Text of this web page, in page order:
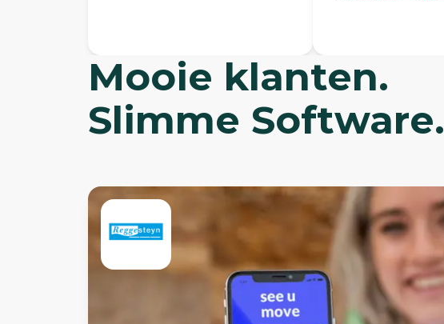
High Performance
Development Team.
Mooie klanten.
Slimme Software.